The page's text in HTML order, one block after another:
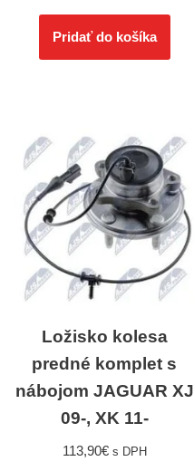
Pridať do košíka
Ložisko kolesa
predné komplet s
nábojom JAGUAR XJ
09-, XK 11-
113,90€ s DPH